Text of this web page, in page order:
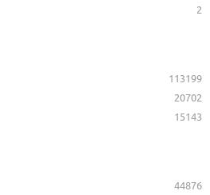
2
113199
20702
15143
44876